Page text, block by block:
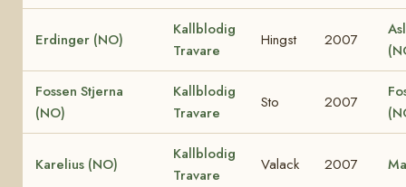
Erdinger (NO)
Kallblodig
Travare
Hingst 2007
Fossen Stjerna
(NO)
Kallblodig
Travare
Sto 2007
Karelius (NO)
Kallblodig
Travare
Valack 2007